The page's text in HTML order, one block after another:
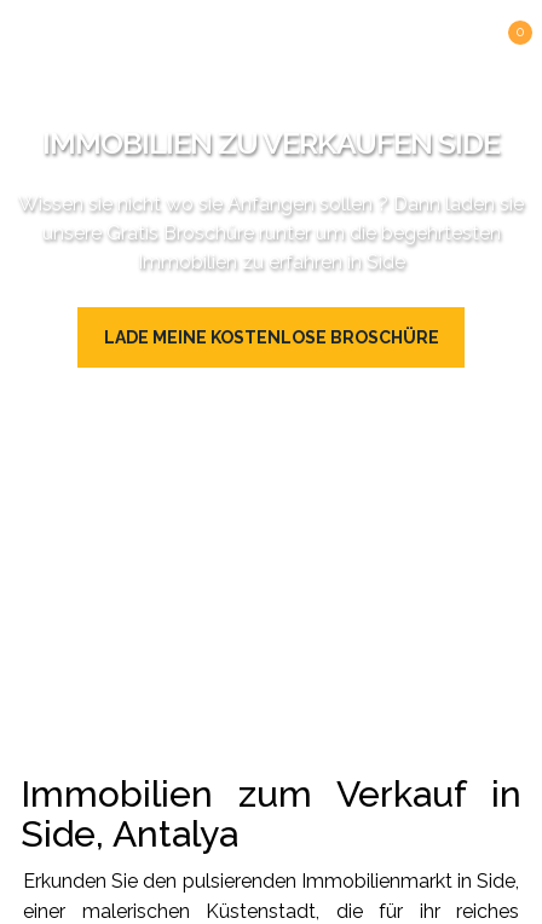
0
IMMOBILIEN ZU VERKAUFEN SIDE
Wissen sie nicht wo sie Anfangen sollen ? Dann laden sie
unsere Gratis Broschüre runter um die begehrtesten
Immobilien zu erfahren in Side
LADE MEINE KOSTENLOSE BROSCHÜRE
Immobilien zum Verkauf in
Side, Antalya
Erkunden Sie den pulsierenden Immobilienmarkt in Side,
einer malerischen Küstenstadt, die für ihr reiches